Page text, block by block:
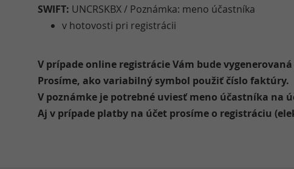
SWIFT: UNCRSKBX / Poznámka: meno účastníka
v hotovosti pri registrácii
V prípade online registrácie Vám bude
Prosíme, ako variabilný symbol použiť číslo faktúry.
V poznámke je potrebné uviesť meno účastníka na
Aj v prípade platby na účet prosíme o registráciu